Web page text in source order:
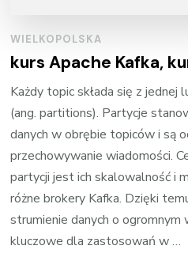
WIELKOPOLSKA
kurs Apache Kafka,
Każdy topic składa się z jednej
(ang. partitions). Partycje
danych w obrębie topiców i są
przechowywanie wiadomości.
partycji jest ich skalowalność i
różne brokery Kafka. Dzięki
strumienie danych o ogromnym
kluczowe dla zastosowań w …